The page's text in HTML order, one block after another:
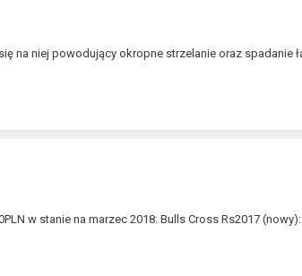
na niej powodujący okropne strzelanie oraz spadanie
w stanie na marzec 2018: Bulls Cross Rs2017 (nowy):